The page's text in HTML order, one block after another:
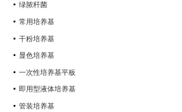
绿脓杆菌
常用培养基
干粉培养基
显色培养基
一次性培养基平板
即用型液体培养基
管装培养基